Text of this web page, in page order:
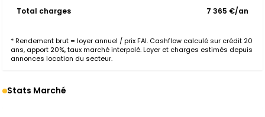
Total charges 7 365 €/an
* Rendement brut = loyer annuel / prix FAI. Cashflow calculé sur crédit 20
ans, apport 20%, taux marché interpolé. Loyer et charges estimés depuis
annonces location du secteur.
Stats Marché